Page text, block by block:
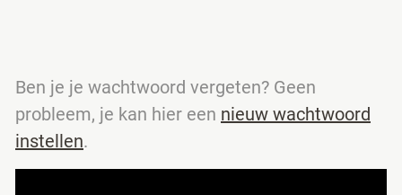
Ben je je wachtwoord vergeten? Geen
probleem, je kan hier een nieuw wachtwoord
instellen.